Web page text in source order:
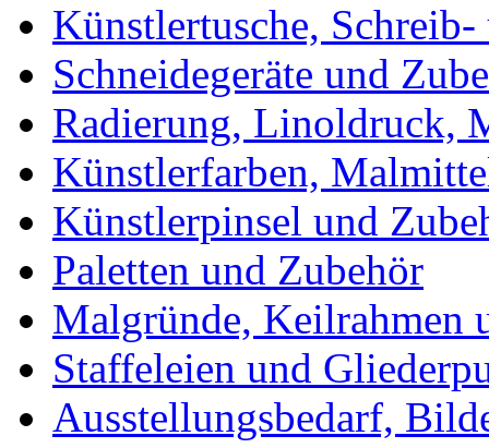
Künstlertusche,
Schneidegeräte und
Radierung, Linoldruck,
Künstlerfarben,
Künstlerpinsel und
Paletten und Zubehör
Malgründe, Keilrahmen
Staffeleien und
Ausstellungsbedarf,